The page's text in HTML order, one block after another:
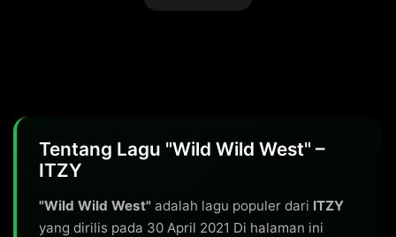
Tentang Lagu "Wild Wild West" –
ITZY
"Wild Wild West" adalah lagu populer dari ITZY
yang dirilis pada 30 April 2021 Di halaman ini